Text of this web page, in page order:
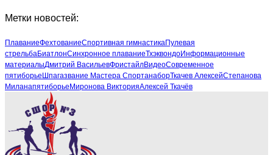
Метки новостей:
ПлаваниеФехтованиеСпортивная гимнастикаПулевая
стрельбаБиатлонСинхронное плаваниеТхэквондоИнформационные
материалыДмитрий ВасильевФристайлВидеоСовременное
пятиборье Шпагазвание Мастера СпортанаборТкачев АлексейСтепанова
Миланапятиборье Миронова ВикторияАлексей Ткачёв